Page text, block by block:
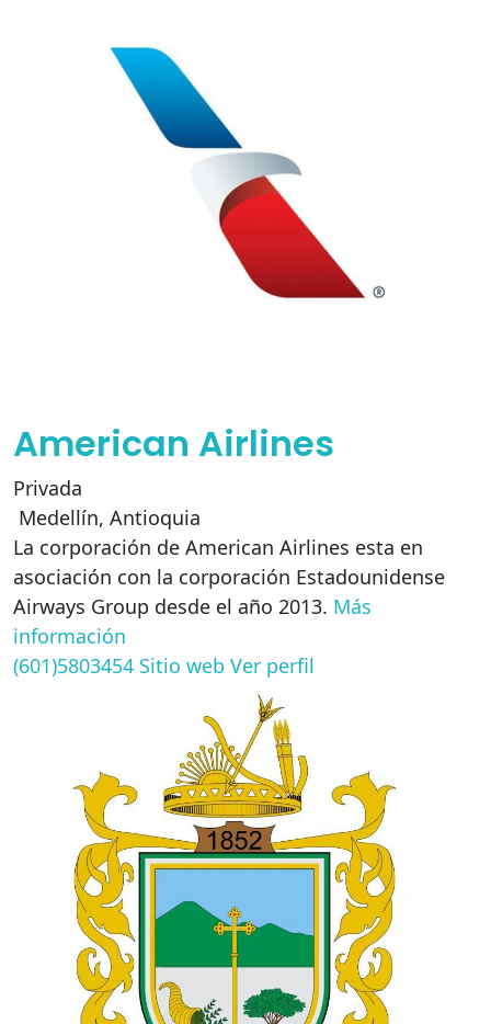
American Airlines
Privada
Medellín, Antioquia
La corporación de American Airlines esta en
asociación con la corporación Estadounidense
Airways Group desde el año 2013. Más
información
(601)5803454 Sitio web Ver perfil